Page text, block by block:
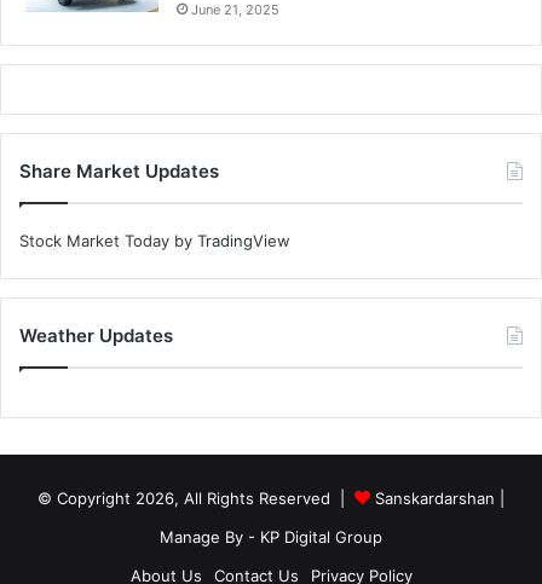
June 21, 2025
Share Market Updates
Stock Market Today by TradingView
Weather Updates
© Copyright 2026, All Rights Reserved | Sanskardarshan
Manage By - KP Digital Group
About Us
Contact Us Privacy Policy